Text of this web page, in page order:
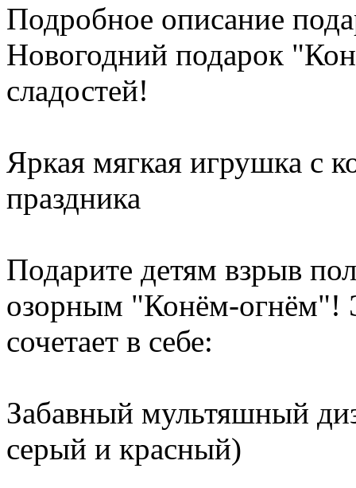
Подробное описание
Новогодний подарок
сладостей!
Яркая мягкая игрушка с
праздника
Подарите детям взрыв
озорным "Конём-огнём"!
сочетает в себе:
Забавный мультяшный
серый и красный)